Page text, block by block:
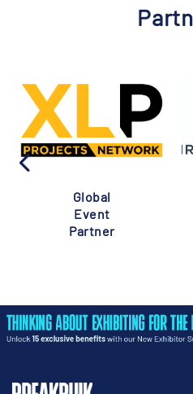
Global
Event
Partner